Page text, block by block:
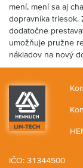
mení, mení sa aj
dopravníka triesok.
dodatočne
umožňuje pružne
nákladov na nový
IČO: 31344500